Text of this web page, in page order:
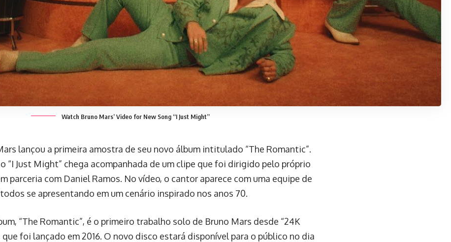
Watch Bruno Mars’ Video for New Song “I Just Might”
lançou a primeira amostra de seu novo álbum intitulado “The Romantic”.
“I Just Might” chega acompanhada de um clipe que foi dirigido pelo próprio
parceria com Daniel Ramos. No vídeo, o cantor aparece com uma equipe de
se apresentando em um cenário inspirado nos anos 70.
“The Romantic”, é o primeiro trabalho solo de Bruno Mars desde “24K
que foi lançado em 2016. O novo disco estará disponível para o público no dia